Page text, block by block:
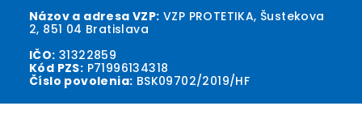
Názov a adresa VZP: VZP PROTETIKA, Šustekova
2, 851 04 Bratislava
IČO: 31322859
Kód PZS: P71996134318
Číslo povolenia: BSK09702/2019/HF